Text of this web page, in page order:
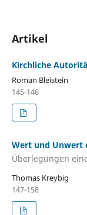
Artikel
Kirchliche
Roman Bleistein
145-146
Wert und Unwert
Überlegungen
Thomas Kreybig
147-158